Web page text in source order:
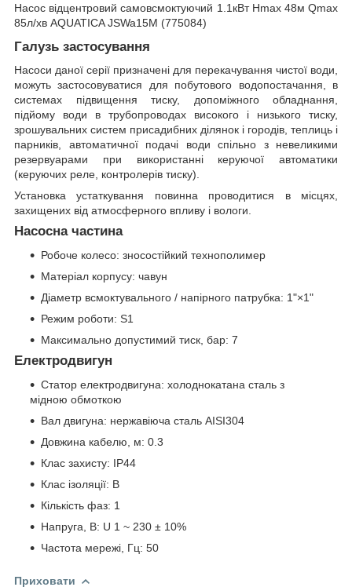
Насос відцентровий самовсмоктуючий 1.1кВт Hmax 48м Qmax
85л/хв AQUATICA JSWa15M (775084)
Галузь застосування
Насоси даної серії призначені для перекачування чистої води,
можуть застосовуватися для побутового водопостачання, в
системах підвищення тиску, допоміжного обладнання,
підйому води в трубопроводах високого і низького тиску,
зрошувальних систем присадибних ділянок і городів, теплиць і
парників, автоматичної подачі води спільно з невеликими
резервуарами при використанні керуючої автоматики
(керуючих реле, контролерів тиску).
Установка устаткування повинна проводитися в місцях,
захищених від атмосферного впливу і вологи.
Насосна частина
Робоче колесо: зносостійкий технополимер
Матеріал корпусу: чавун
Діаметр всмоктувального / напірного патрубка: 1"×1"
Режим роботи: S1
Максимально допустимий тиск, бар: 7
Електродвигун
Статор електродвигуна: холоднокатана сталь з
мідною обмоткою
Вал двигуна: нержавіюча сталь AISI304
Довжина кабелю, м: 0.3
Клас захисту: IP44
Клас ізоляції: В
Кількість фаз: 1
Напруга, В: U 1 ~ 230 ± 10%
Частота мережі, Гц: 50
Приховати